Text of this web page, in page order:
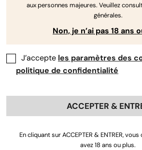
Articles Cannabis Lifestyle
aux personnes majeures. Veuillez
générales.
Non, je n’ai pas 18 ans
J’accepte les paramètres des
politique de confidentialité
ACCEPTER &
En cliquant sur ACCEPTER & ENTRER,
avez 18 ans ou plus.